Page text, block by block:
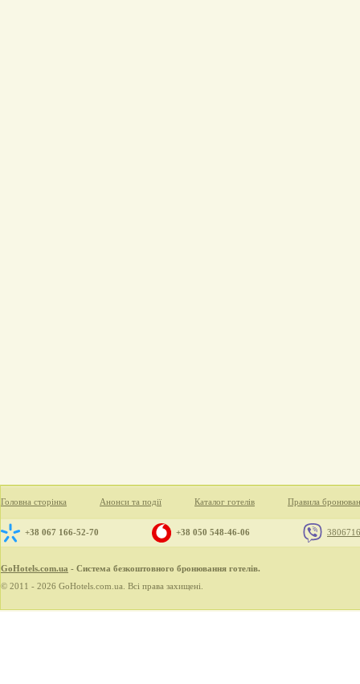
Головна сторінка Анонси та події Каталог готелів Правила
+38 067 166-52-70 +38 050 548-46-06
GoHotels.com.ua - Система безкоштовного бронювання готелів.
© 2011 - 2026 GoHotels.com.ua. Всі права захищені.